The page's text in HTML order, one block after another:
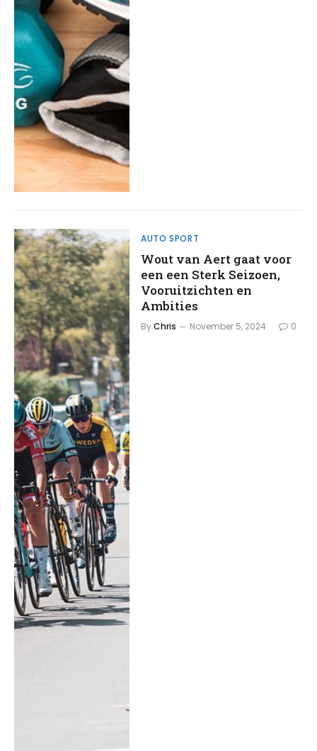
AUTO SPORT
Wout van Aert gaat voor
een een Sterk Seizoen,
Vooruitzichten en
Ambities
ByChris November 5, 2024 0